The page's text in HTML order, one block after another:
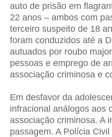
auto de prisão em
22 anos – ambos com
terceiro suspeito de 18
foram conduzidos até a
autuados por roubo
pessoas e emprego de
associação criminosa e
Em desfavor da
infracional análogos aos
associação criminosa. A
passagem. A Polícia